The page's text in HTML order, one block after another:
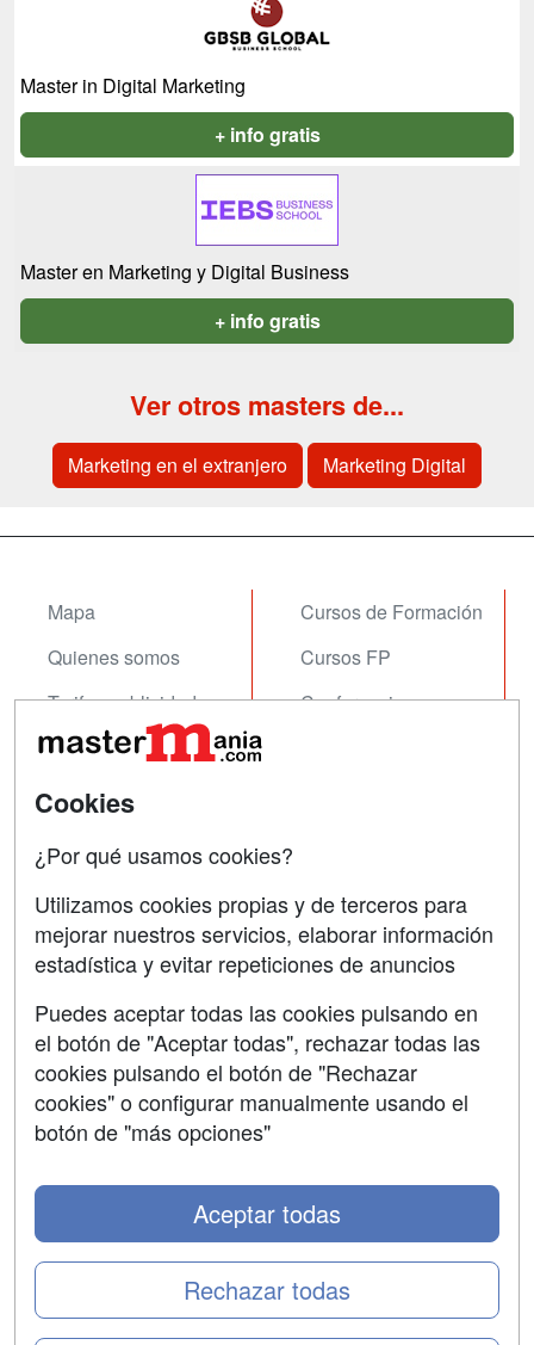
Master in Digital Marketing
+ info gratis
Master en Marketing y Digital Business
+ info gratis
Ver otros masters de...
Marketing en el extranjero Marketing Digital
Mapa
Quienes somos
Tarifas publicidad
Acceso Usuarios
Acceso Centros
Cursos de Formación
Cursos FP
Conferencias
Contactar
Confidencialidad
Aviso legal
Copyleft
Cookies
¿Por qué usamos cookies?
Utilizamos cookies propias y de terceros para
mejorar nuestros servicios, elaborar información
estadística y evitar repeticiones de anuncios
Puedes aceptar todas las cookies pulsando en
el botón de "Aceptar todas", rechazar todas las
cookies pulsando el botón de "Rechazar
cookies" o configurar manualmente usando el
botón de "más opciones"
Rechazar todas
Aceptar todas